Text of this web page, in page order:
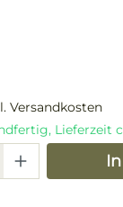
Versandkosten
Lieferzeit